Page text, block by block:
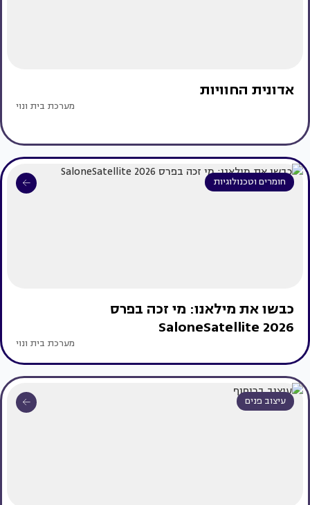
אדונית החוויות
מערכת בית ונוי
חומרים וטכנולוגיות
כבשו את מילאנו: מי זכה בפרס
SaloneSatellite 2026
מערכת בית ונוי
עיצוב פנים